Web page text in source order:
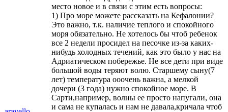
место новое и в связи с этим есть вопросы:
1) Про море можете рассказать на Кефалонии?
Это важно, т.к. наличие теплого и спокойного
моря обязательно. Не хотелось бы чтоб ребенок
все 2 недели просидел на песочке из-за каких-
нибудь холодных течений, как это было у нас на
Адриатическом побережье. Не все дети при виде
большой воды теряют волю. Старшему сыну(7
лет) температура ооочень важна, а мелкой
дочери (3 года) нужно спокойное море. В
Сарти,например, волны ее просто напугали, она
и сама не купалась и нам не давала,кричала чтоб